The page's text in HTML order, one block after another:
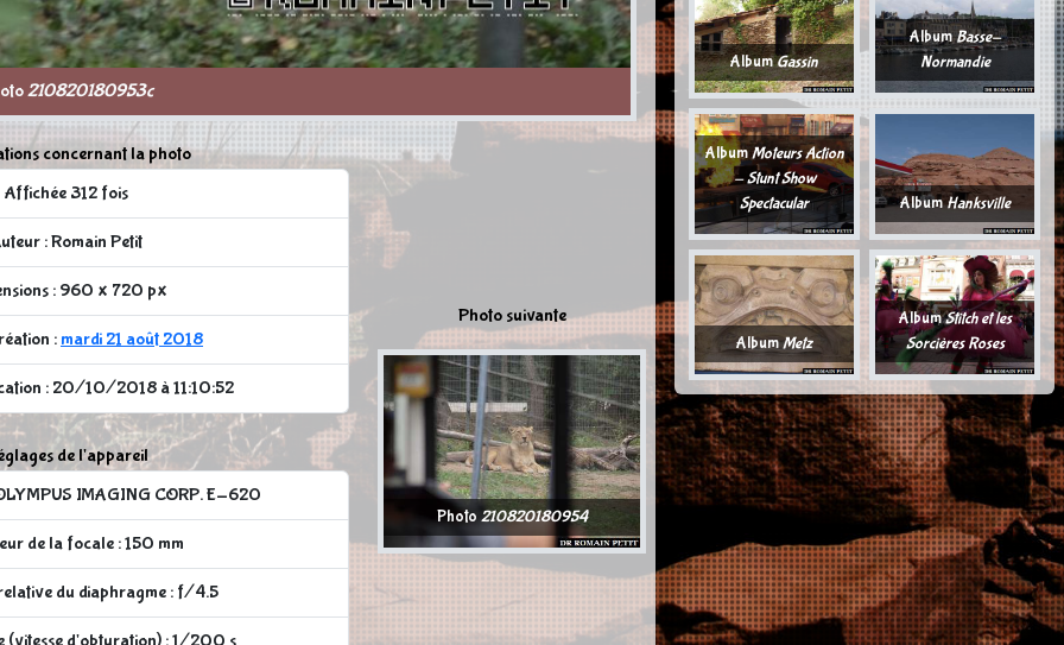
210820180953c
concernant la photo
Affichée 312 fois
: Romain Petit
: 960 x 720 px
: mardi 21 août 2018
: 20/10/2018 à 11:10:52
de l'appareil
IMAGING CORP. E-620
de la focale : 150 mm
du diaphragme : f/4.5
(vitesse d'obturation) : 1/200 s
Photo suivante
Photo 210820180954
AlbumGassin
AlbumBasse-
Normandie
AlbumMoteurs Action
- Stunt Show
Spectacular
AlbumHanksville
AlbumMetz
AlbumStitch et les
Sorcières Roses